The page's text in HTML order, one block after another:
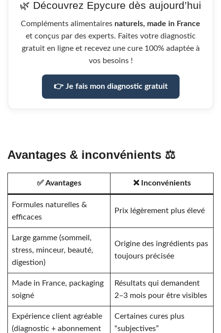
🌿 Découvrez Epycure dès aujourd’hui
Compléments alimentaires naturels, made in France
et conçus par des experts. Faites votre diagnostic
gratuit en ligne et recevez une cure 100% adaptée à
vos besoins !
👉 Je fais mon diagnostic gratuit
Avantages & inconvénients ⚖️
✅ Avantages ❌ Inconvénients
Formules naturelles &
efficaces
Prix légèrement plus élevé
Large gamme (sommeil,
stress, minceur, beauté,
digestion)
Origine des ingrédients pas
toujours précisée
Made in France, packaging
soigné
Résultats qui demandent
2–3 mois pour être visibles
Expérience client agréable
(diagnostic + abonnement
Certaines cures plus
“subjectives”